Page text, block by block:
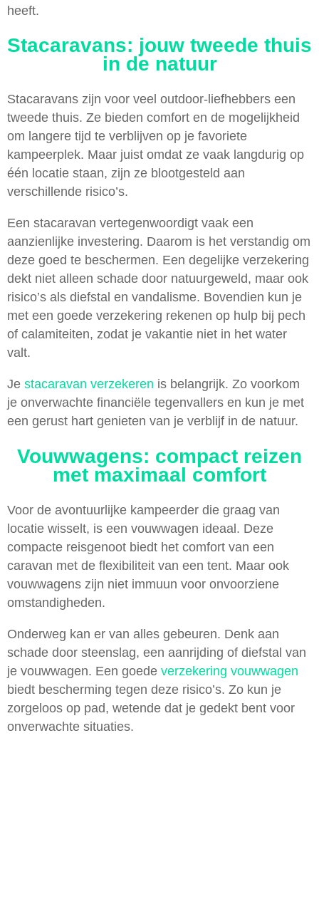
heeft.
Stacaravans: jouw tweede thuis
in de natuur
Stacaravans zijn voor veel outdoor-liefhebbers een
tweede thuis. Ze bieden comfort en de mogelijkheid
om langere tijd te verblijven op je favoriete
kampeerplek. Maar juist omdat ze vaak langdurig op
één locatie staan, zijn ze blootgesteld aan
verschillende risico’s.
Een stacaravan vertegenwoordigt vaak een
aanzienlijke investering. Daarom is het verstandig om
deze goed te beschermen. Een degelijke verzekering
dekt niet alleen schade door natuurgeweld, maar ook
risico’s als diefstal en vandalisme. Bovendien kun je
met een goede verzekering rekenen op hulp bij pech
of calamiteiten, zodat je vakantie niet in het water
valt.
Je stacaravan verzekeren is belangrijk. Zo voorkom
je onverwachte financiële tegenvallers en kun je met
een gerust hart genieten van je verblijf in de natuur.
Vouwwagens: compact reizen
met maximaal comfort
Voor de avontuurlijke kampeerder die graag van
locatie wisselt, is een vouwwagen ideaal. Deze
compacte reisgenoot biedt het comfort van een
caravan met de flexibiliteit van een tent. Maar ook
vouwwagens zijn niet immuun voor onvoorziene
omstandigheden.
Onderweg kan er van alles gebeuren. Denk aan
schade door steenslag, een aanrijding of diefstal van
je vouwwagen. Een goede verzekering vouwwagen
biedt bescherming tegen deze risico’s. Zo kun je
zorgeloos op pad, wetende dat je gedekt bent voor
onverwachte situaties.